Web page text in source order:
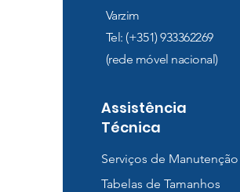
Varzim
Tel: (+351) 933362269
(rede móvel nacional)
Assistência
Técnica
Serviços de Manutenção
Tabelas de Tamanhos